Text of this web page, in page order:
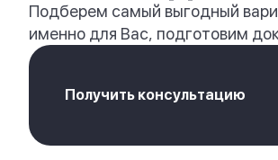
Подберем самый выгодный
именно для Вас, подготовим
Получить консультацию